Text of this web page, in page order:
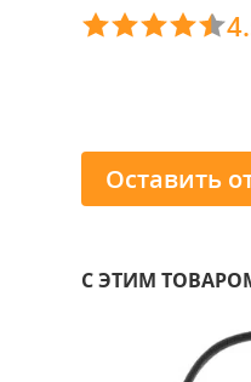
Оставить
С ЭТИМ